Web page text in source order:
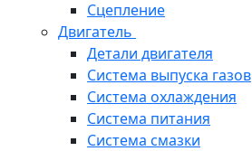
Сцепление
Двигатель
Детали двигателя
Система выпуска газов
Система охлаждения
Система питания
Система смазки